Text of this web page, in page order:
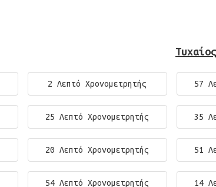
2 Λεπτό Χρονομετρητής 57
25 Λεπτό Χρονομετρητής 35
20 Λεπτό Χρονομετρητής 51
54 Λεπτό Χρονομετρητής 14